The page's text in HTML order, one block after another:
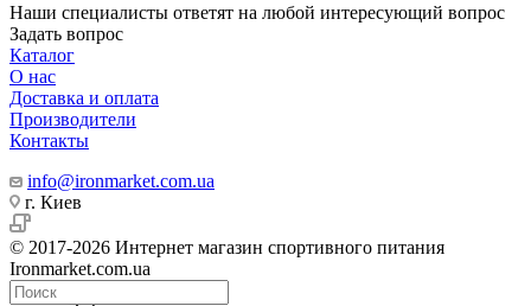
Наши специалисты ответят на любой интересующий вопрос
Задать вопрос
Каталог
О нас
Доставка и оплата
Производители
Контакты
info@ironmarket.com.ua
г. Киев
© 2017-2026 Интернет магазин спортивного питания
Ironmarket.com.ua